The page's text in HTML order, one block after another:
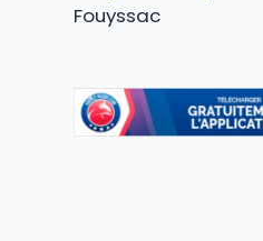
Fouyssac